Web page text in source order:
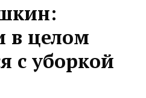
в целом
с уборкой